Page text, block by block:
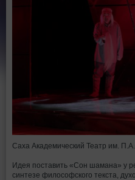
Саха Академический Театр им.
Идея поставить «Сон шамана» у
синтезе философского текста,